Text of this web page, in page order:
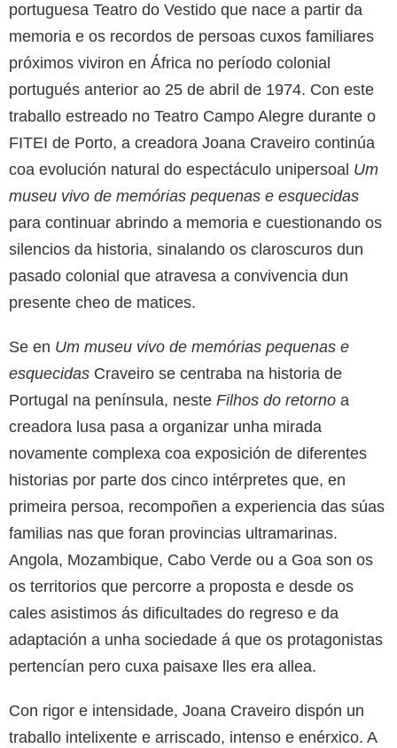
portuguesa Teatro do Vestido que nace a partir da
memoria e os recordos de persoas cuxos familiares
próximos viviron en África no período colonial
portugués anterior ao 25 de abril de 1974. Con este
traballo estreado no Teatro Campo Alegre durante o
FITEI de Porto, a creadora Joana Craveiro continúa
coa evolución natural do espectáculo unipersoal Um
museu vivo de memórias pequenas e esquecidas
para continuar abrindo a memoria e cuestionando os
silencios da historia, sinalando os claroscuros dun
pasado colonial que atravesa a convivencia dun
presente cheo de matices.
Se en Um museu vivo de memórias pequenas e
esquecidas Craveiro se centraba na historia de
Portugal na península, neste Filhos do retorno a
creadora lusa pasa a organizar unha mirada
novamente complexa coa exposición de diferentes
historias por parte dos cinco intérpretes que, en
primeira persoa, recompoñen a experiencia das súas
familias nas que foran provincias ultramarinas.
Angola, Mozambique, Cabo Verde ou a Goa son os
os territorios que percorre a proposta e desde os
cales asistimos ás dificultades do regreso e da
adaptación a unha sociedade á que os protagonistas
pertencían pero cuxa paisaxe lles era allea.
Con rigor e intensidade, Joana Craveiro dispón un
traballo intelixente e arriscado, intenso e enérxico. A